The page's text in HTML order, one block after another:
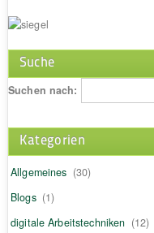
Suche
Suchen nach:
Kategorien
Allgemeines (30)
Blogs (1)
digitale Arbeitstechniken (12)